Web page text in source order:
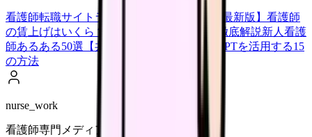
看護師転職サイトランキングTOP5【2026年最新版】 看護師
の賃上げはいくら？2026年度の最新情報を徹底解説新人看護
師あるある50選【共感必至】
看護師がChatGPTを活用する15
の方法
nurse_work
看護師専門メディア